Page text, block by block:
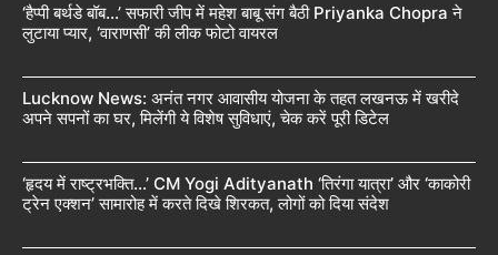
‘हैप्पी बर्थडे बॉब…’ सफारी जीप में महेश बाबू संग बैठी Priyanka Chopra ने
लुटाया प्यार, ‘वाराणसी’ की लीक फोटो वायरल
Lucknow News: अनंत नगर आवासीय योजना के तहत लखनऊ में खरीदे
अपने सपनों का घर, मिलेंगी ये विशेष सुविधाएं, चेक करें पूरी डिटेल
‘हृदय में राष्ट्रभक्ति…’ CM Yogi Adityanath ‘तिरंगा यात्रा’ और ‘काकोरी
ट्रेन एक्शन’ सामारोह में करते दिखे शिरकत, लोगों को दिया संदेश